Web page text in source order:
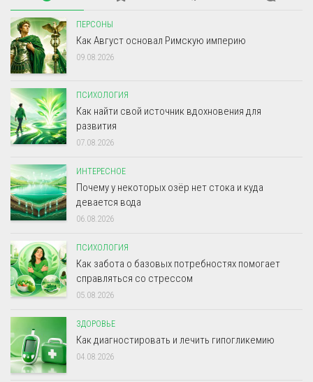
ПЕРСОНЫ
Как Август основал Римскую империю
09.08.2026
ПСИХОЛОГИЯ
Как найти свой источник вдохновения для
развития
07.08.2026
ИНТЕРЕСНОЕ
Почему у некоторых озёр нет стока и куда
девается вода
06.08.2026
ПСИХОЛОГИЯ
Как забота о базовых потребностях помогает
справляться со стрессом
05.08.2026
ЗДОРОВЬЕ
Как диагностировать и лечить гипогликемию
04.08.2026